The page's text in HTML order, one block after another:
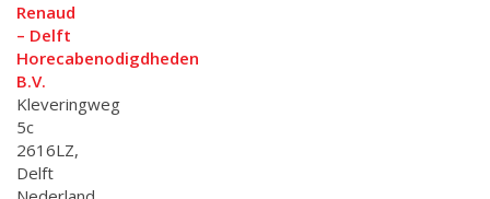
Renaud
– Delft
Horecabenodigdheden
B.V.
Kleveringweg
5c
2616LZ,
Delft